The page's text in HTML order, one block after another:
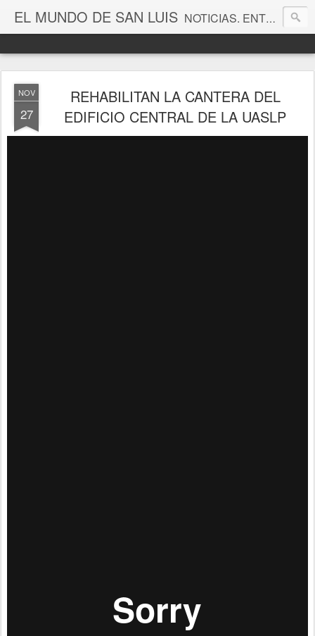
EL MUNDO DE SAN LUIS NOTICIAS. ENTRETENIMIENTO. EDITORIALES. CANAL DE VÍDEOS. GALERÍA DE FOTOGRAFÍAS.
NOV
27
REHABILITAN LA CANTERA DEL
EDIFICIO CENTRAL DE LA UASLP